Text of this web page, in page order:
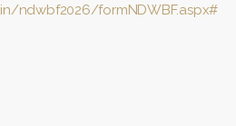
ndwbf2026/formNDWBF.aspx#